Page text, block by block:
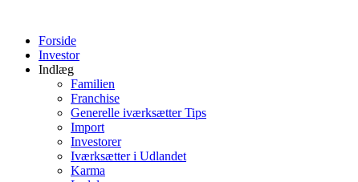
indholdForside
Investor
Indlæg
Familien
Franchise
Generelle iværksætter Tips
Import
Investorer
Iværksætter i Udlandet
Karma